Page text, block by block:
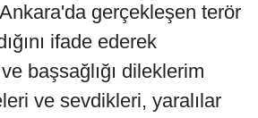
gerçekleşen terör
ifade ederek
başsağlığı dileklerim
ve sevdikleri, yaralılar